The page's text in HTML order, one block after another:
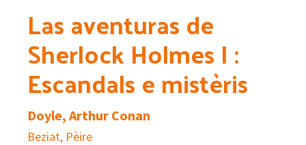
Las aventuras de
Sherlock Holmes I :
Escandals e mistèris
Doyle, Arthur Conan
Beziat, Pèire